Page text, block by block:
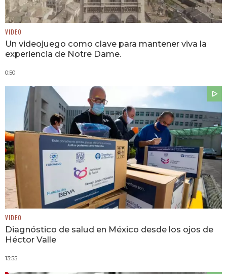
VIDEO
Un videojuego como clave para mantener viva la
experiencia de Notre Dame.
0:50
VIDEO
Diagnóstico de salud en México desde los ojos de
Héctor Valle
13:55